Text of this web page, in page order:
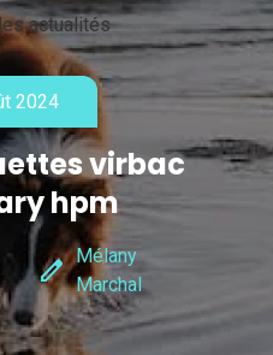
actualités
2024
virbac
hpm
edit Mélany
Marchal